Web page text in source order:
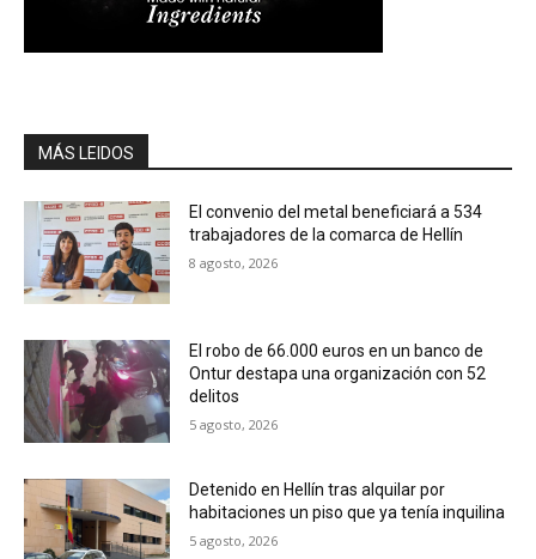
MÁS LEIDOS
El convenio del metal beneficiará a 534
trabajadores de la comarca de Hellín
8 agosto, 2026
El robo de 66.000 euros en un banco de
Ontur destapa una organización con 52
delitos
5 agosto, 2026
Detenido en Hellín tras alquilar por
habitaciones un piso que ya tenía inquilina
5 agosto, 2026